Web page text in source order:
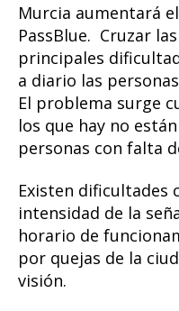
Murcia aumentará
PassBlue. Cruzar
principales
a diario las
El problema surge
los que hay no
personas con falta
Existen dificultades
intensidad de la
horario de
por quejas de la
visión.